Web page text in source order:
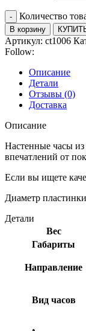
Количество
В корзину
Артикул: ct1006
Follow:
Описание
Детали
Отзывы (0)
Доставка
Описание
Настенные часы
впечатлений от
Если вы ищете
Диаметр
Детали
Вес
Габариты
Направление
Вид часов